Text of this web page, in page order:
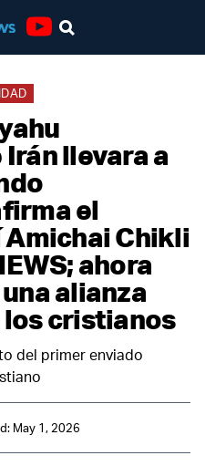
llevara a
el
Chikli
ahora
alianza
los cristianos
del primer enviado
May 1, 2026